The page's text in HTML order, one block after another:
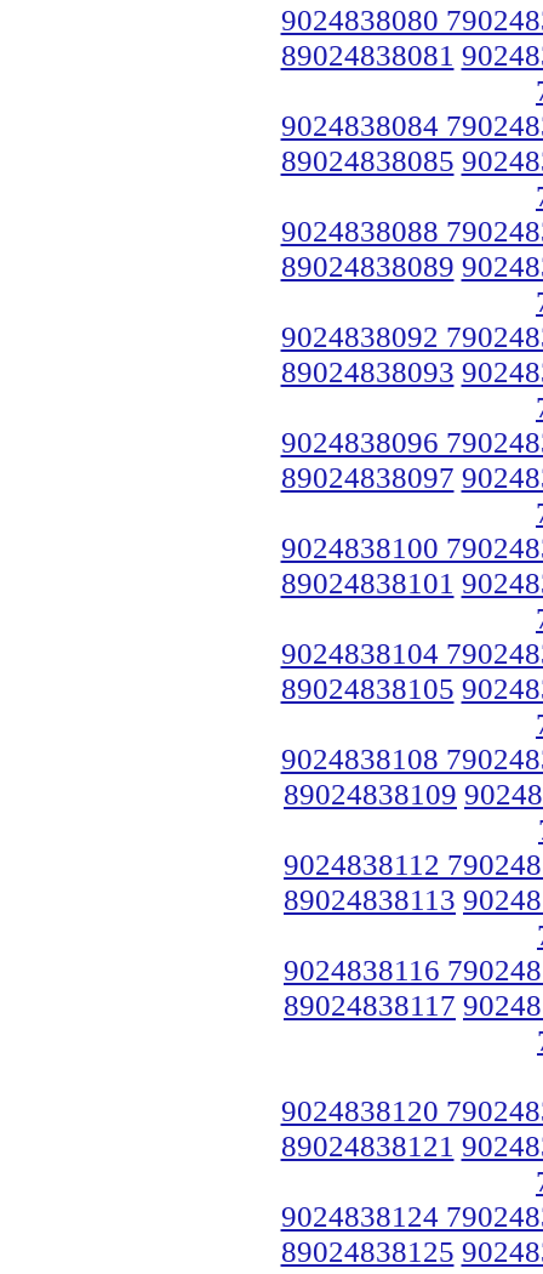
9024838080
89024838081
9024838084
89024838085
9024838088
89024838089
9024838092
89024838093
9024838096
89024838097
9024838100
89024838101
9024838104
89024838105
9024838108
89024838109
9024838112
89024838113
9024838116
89024838117
9024838120
89024838121
9024838124
89024838125